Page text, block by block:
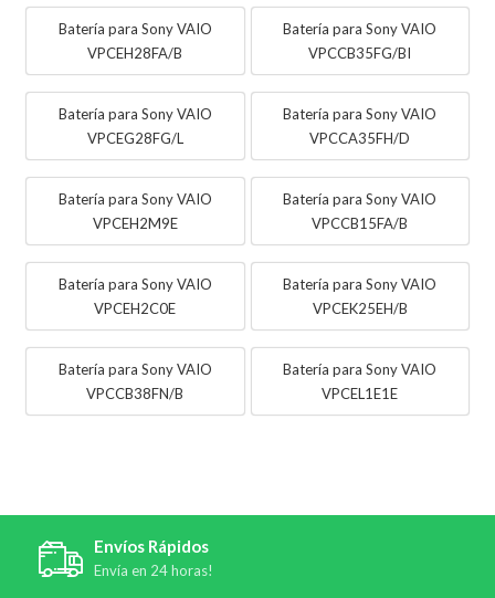
Batería para Sony VAIO
VPCEH28FA/B
Batería para Sony VAIO
VPCCB35FG/BI
Batería para Sony VAIO
VPCEG28FG/L
Batería para Sony VAIO
VPCCA35FH/D
Batería para Sony VAIO
VPCEH2M9E
Batería para Sony VAIO
VPCCB15FA/B
Batería para Sony VAIO
VPCEH2C0E
Batería para Sony VAIO
VPCEK25EH/B
Batería para Sony VAIO
VPCCB38FN/B
Batería para Sony VAIO
VPCEL1E1E
Envíos Rápidos
Envía en 24 horas!